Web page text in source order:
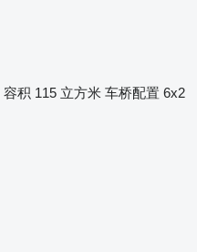
容积 115 立方米 车桥配置 6x2